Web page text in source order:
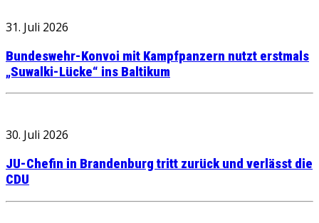
31. Juli 2026
Bundeswehr-Konvoi mit Kampfpanzern nutzt erstmals
„Suwalki-Lücke“ ins Baltikum
30. Juli 2026
JU-Chefin in Brandenburg tritt zurück und verlässt die
CDU